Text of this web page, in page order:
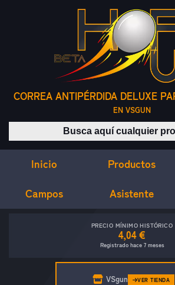
CORREA ANTIPÉRDIDA DELUXE
EN VSGUN
Buscar
Inicio Productos
Campos Asistente
PRECIO MÍNIMO HISTÓRICO
4,04 €
Registrado hace 7 meses
VSgun VER TIENDA